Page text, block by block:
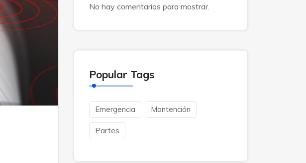
No hay comentarios para mostrar.
Popular Tags
Emergencia Mantención
Partes